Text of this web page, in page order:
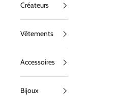
Créateurs
Vêtements
Accessoires
Bijoux